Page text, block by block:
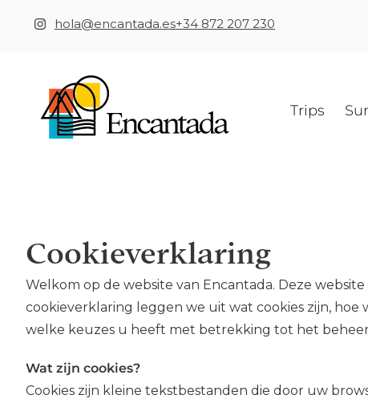
hola@encantada.es+34 872 207 230
Trips
Cookieverklaring
Welkom op de website van Encantada. Deze
cookieverklaring leggen we uit wat cookies zijn, hoe
welke keuzes u heeft met betrekking tot het
Wat zijn cookies?
Cookies zijn kleine tekstbestanden die door uw